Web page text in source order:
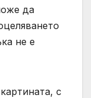
да
не е
с